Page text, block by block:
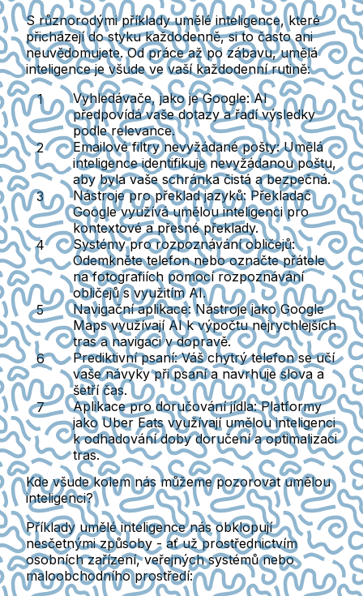
S různorodými příklady umělé inteligence, které
přicházejí do styku každodenně, si to často ani
neuvědomujete. Od práce až po zábavu, umělá
inteligence je všude ve vaší každodenní rutině:
Vyhledávače, jako je Google:AI
předpovídá vaše dotazy a řadí výsledky
podle relevance.
Emailové filtry nevyžádané pošty:Umělá
inteligence identifikuje nevyžádanou poštu,
aby byla vaše schránka čistá a bezpečná.
Nástroje pro překlad jazyků: Překladač
Google využívá umělou inteligenci pro
kontextové a přesné překlady.
Systémy pro rozpoznávání obličejů:
Odemkněte telefon nebo označte přátele
na fotografiích pomocí rozpoznávání
obličejů s využitím AI.
Navigační aplikace:Nástroje jako Google
Maps využívají AI k výpočtu nejrychlejších
tras a navigaci v dopravě.
Prediktivní psaní:Váš chytrý telefon se učí
vaše návyky při psaní a navrhuje slova a
šetří čas.
Aplikace pro doručování jídla:Platformy
jako Uber Eats využívají umělou inteligenci
k odhadování doby doručení a optimalizaci
tras.
Kde všude kolem nás můžeme pozorovat umělou
inteligenci?
Příklady umělé inteligence nás obklopují
nesčetnými způsoby - ať už prostřednictvím
osobních zařízení, veřejných systémů nebo
maloobchodního prostředí: